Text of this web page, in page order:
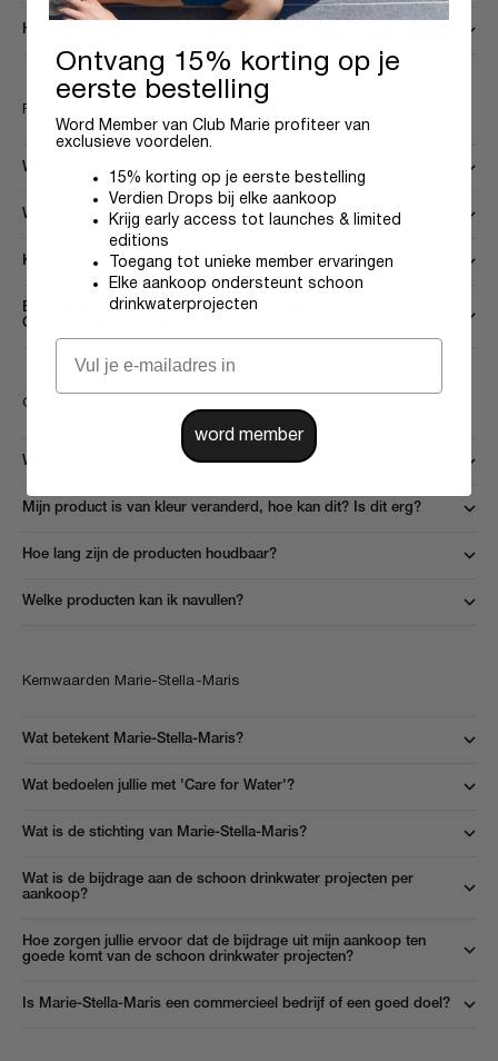
Hoe werkt het retourproces?
Promoties
Wat zijn de promotievoorwaarden?
Waar kan ik mijn kortingscode invoeren?
Kan ik meerdere kortingscodes gebruiken?
Er gaat iets fout tijdens mijn bestelling met mijn Gift
Card/Kortingscode, wat moet ik doen?
Onze producten
Wat voor geuren bieden jullie aan?
Mijn product is van kleur veranderd, hoe kan dit? Is dit erg?
Hoe lang zijn de producten houdbaar?
Welke producten kan ik navullen?
Kernwaarden Marie-Stella-Maris
Wat betekent Marie-Stella-Maris?
Wat bedoelen jullie met 'Care for Water'?
Wat is de stichting van Marie-Stella-Maris?
Wat is de bijdrage aan de schoon drinkwater projecten per
aankoop?
Hoe zorgen jullie ervoor dat de bijdrage uit mijn aankoop ten
goede komt van de schoon drinkwater projecten?
Is Marie-Stella-Maris een commercieel bedrijf of een goed doel?
Ontvang 15% korting op je
eerste bestelling
Word Member van Club Marie profiteer van
exclusieve voordelen.
15% korting op je eerste bestelling
Verdien Drops bij elke aankoop
Krijg early access tot launches & limited
editions
Toegang tot unieke member ervaringen
Elke aankoop ondersteunt schoon
drinkwaterprojecten
word member